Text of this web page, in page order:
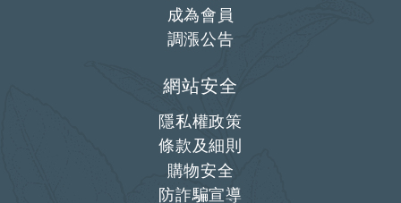
成為會員
調漲公告
網站安全
隱私權政策
條款及細則
購物安全
防詐騙宣導